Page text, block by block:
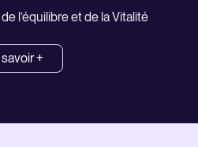
l’équilibre et de la Vitalité
+